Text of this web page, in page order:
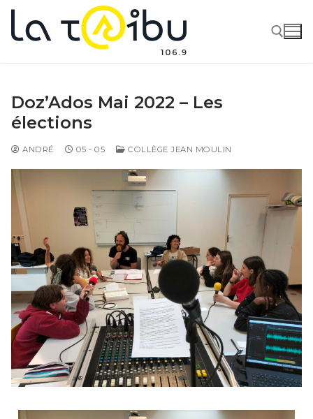
Doz’Ados Mai 2022 – Les
élections
ANDRÉ 05 - 05 COLLÈGE JEAN MOULIN